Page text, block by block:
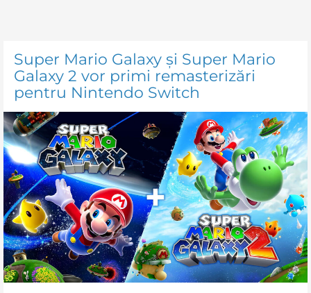
Super Mario Galaxy și Super Mario
Galaxy 2 vor primi remasterizări
pentru Nintendo Switch